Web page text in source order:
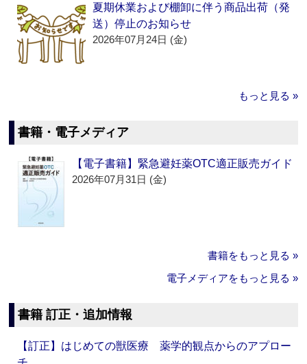
夏期休業および棚卸に伴う商品出荷（発
送）停止のお知らせ
2026年07月24日 (金)
もっと見る »
書籍・電子メディア
【電子書籍】緊急避妊薬OTC適正販売ガイド
2026年07月31日 (金)
書籍をもっと見る »
電子メディアをもっと見る »
書籍 訂正・追加情報
【訂正】はじめての獣医療 薬学的観点からのアプロー